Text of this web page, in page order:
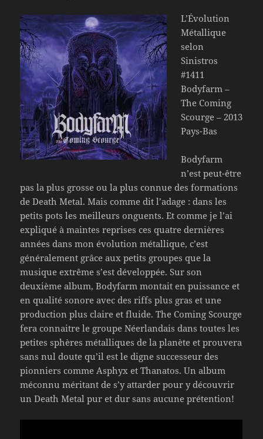
L’Évolution
Métallique
selon
Sinistros
#1411
Bodyfarm –
The Coming
Scourge – 2013
Pays-Bas
Bodyfarm
n’est peut-être
pas la plus grosse ou la plus connue des formations
de Death Metal. Mais comme dit l’adage : dans les
petits pots les meilleurs onguents. Et comme je l’ai
expliqué à maintes reprises ces quatre dernières
années dans mon évolution métallique, c’est
généralement grâce aux petits groupes que la
musique extrême s’est développée. Sur son
deuxième album, Bodyfarm montait en puissance et
en qualité sonore avec des riffs plus gras et une
production plus claire et fluide. The Coming Scourge
fera connaitre le groupe Néerlandais dans toutes les
petites sphères métalliques de la planète et prouvera
sans nul doute qu’il est le digne successeur des
pionniers comme Asphyx et Thanatos. Un album
méconnu méritant de s’y attarder pour y découvrir
un Death Metal pur et dur sans aucune prétention!